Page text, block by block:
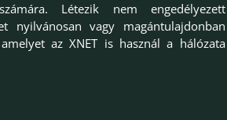
Létezik nem engedélyezett
nyilvánosan vagy magántulajdonban
az XNET is használ a hálózata